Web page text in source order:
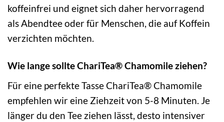
koffeinfrei und eignet sich daher hervorragend
als Abendtee oder für Menschen, die auf Koffein
verzichten möchten.
Wie lange sollte ChariTea® Chamomile ziehen?
Für eine perfekte Tasse ChariTea® Chamomile
empfehlen wir eine Ziehzeit von 5-8 Minuten. Je
länger du den Tee ziehen lässt, desto intensiver